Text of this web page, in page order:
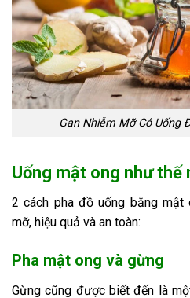
Gan Nhiễm Mỡ Có Uống
Uống mật ong như
2 cách pha đồ uống bằng mật
mỡ, hiệu quả và an toàn:
Pha mật ong và gừng
Gừng cũng được biết đến là